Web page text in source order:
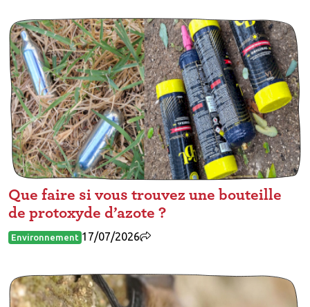
Que faire si vous trouvez une bouteille
de protoxyde d’azote ?
Environnement 17/07/2026